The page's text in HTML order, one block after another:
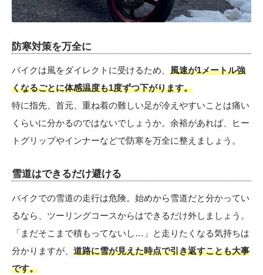
防寒対策を万全に
バイクは風をダイレクトに受けるため、 風速が1メートル強
くなるごとに体感温度も1度ずつ下がります。
特に指先、首元、重ね着の難しい足が冷えやすいことは痛い
くらいに分かるのではないでしょうか。余裕があれば、ヒー
トグリップやインナーなどで防寒を万全に整えましょう。
雪道はできるだけ避ける
バイクでの雪道の走行は危険。始めから雪道だと分かってい
るなら、ツーリングコースからはできるだけ外しましょう。
「まだそこまで積もってないし…」と走りたくなる気持ちは
分かりますが、 道路に雪が見えた時点で引き返すことも大事
です。